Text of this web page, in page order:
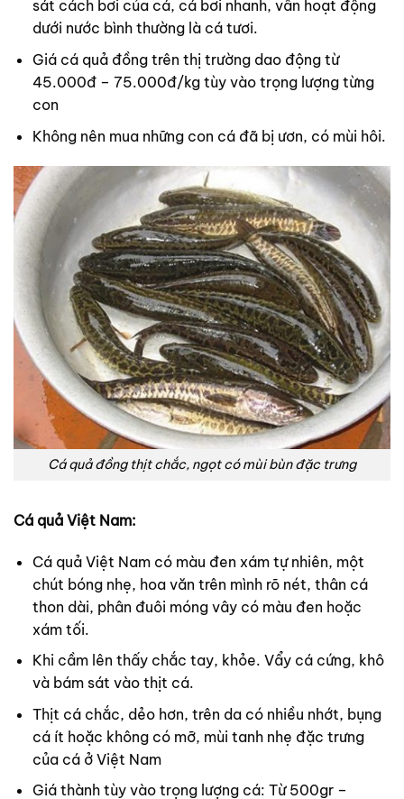
sát cách bơi của cá, cá bơi nhanh, vẫn hoạt động
dưới nước bình thường là cá tươi.
Giá cá quả đồng trên thị trường dao động từ
45.000đ – 75.000đ/kg tùy vào trọng lượng từng
con
Không nên mua những con cá đã bị ươn, có mùi hôi.
Cá quả đồng thịt chắc, ngọt có mùi bùn đặc trưng
Cá quả Việt Nam:
Cá quả Việt Nam có màu đen xám tự nhiên, một
chút bóng nhẹ, hoa văn trên mình rõ nét, thân cá
thon dài, phân đuôi móng vây có màu đen hoặc
xám tối.
Khi cầm lên thấy chắc tay, khỏe. Vẩy cá cứng, khô
và bám sát vào thịt cá.
Thịt cá chắc, dẻo hơn, trên da có nhiều nhớt, bụng
cá ít hoặc không có mỡ, mùi tanh nhẹ đặc trưng
của cá ở Việt Nam
Giá thành tùy vào trọng lượng cá: Từ 500gr –